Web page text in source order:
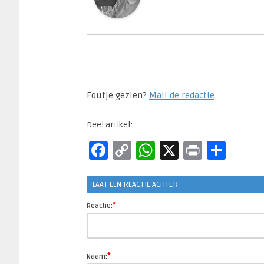
Foutje gezien? Mail de redactie.​
Deel artikel:
Facebook
CopyWhatsApp
X Print
LAAT EEN REACTIE ACHTER
Reactie:*
Naam:*